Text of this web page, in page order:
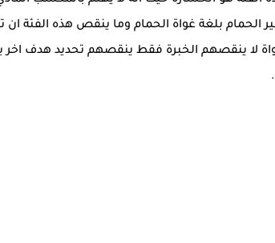
الحمام بلغة غواة الحمام وما ينقص هذه الفئة
لا ينقصهم الخبرة فقط ينقصهم تحديد هدف اخر